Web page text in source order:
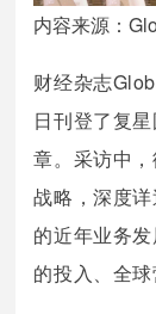
内容来源：
财经杂志
日刊登了复
章。采访中
战略，深度
的近年业务
的投入、全